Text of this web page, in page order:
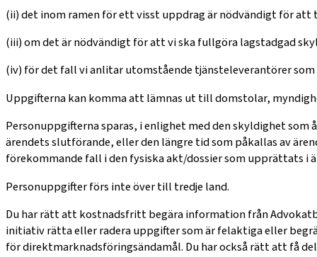
(ii) det inom ramen för ett visst uppdrag är nödvändigt för
(iii) om det är nödvändigt för att vi ska fullgöra lagstadgad
(iv) för det fall vi anlitar utomstående tjänsteleverantörer
Uppgifterna kan komma att lämnas ut till domstolar,
Personuppgifterna sparas, i enlighet med den skyldighet
ärendets slutförande, eller den längre tid som påkallas av
förekommande fall i den fysiska akt/dossier som upprättats i
Personuppgifter förs inte över till tredje land.
Du har rätt att kostnadsfritt begära information från
initiativ rätta eller radera uppgifter som är felaktiga eller
för direktmarknadsföringsändamål. Du har också rätt att få